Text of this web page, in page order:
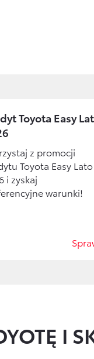
Toyota Easy
z promocji
Toyota Easy Lato
i zyskaj
warunki!
I